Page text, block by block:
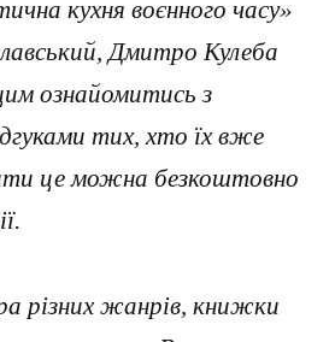
куxня воєнного часу»
Дмитро Кулеба
ознайомитись з
тих, хто їх вже
це можна безкоштовно
різних жанрів, книжки